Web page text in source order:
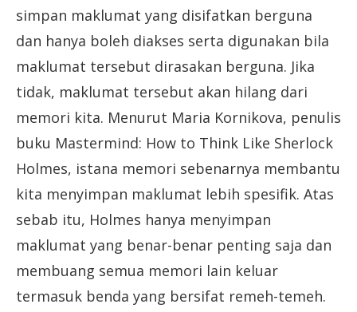
simpan maklumat yang disifatkan berguna
dan hanya boleh diakses serta digunakan bila
maklumat tersebut dirasakan berguna. Jika
tidak, maklumat tersebut akan hilang dari
memori kita. Menurut Maria Kornikova, penulis
buku Mastermind: How to Think Like Sherlock
Holmes, istana memori sebenarnya membantu
kita menyimpan maklumat lebih spesifik. Atas
sebab itu, Holmes hanya menyimpan
maklumat yang benar-benar penting saja dan
membuang semua memori lain keluar
termasuk benda yang bersifat remeh-temeh.